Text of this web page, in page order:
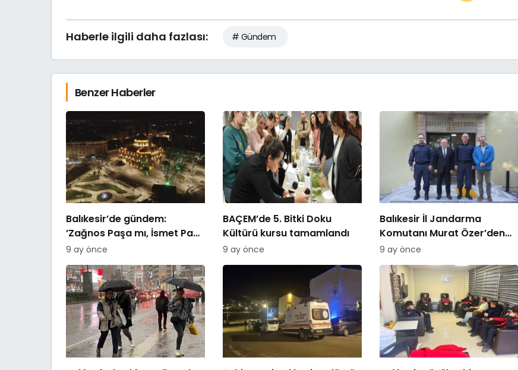
Haberle ilgili daha fazlası: # Gündem
Benzer Haberler
Balıkesir’de gündem:
’Zağnos Paşa mı, İsmet Paşa
mı
9 ay önce
BAÇEM’de 5. Bitki Doku
Kültürü kursu tamamlandı
9 ay önce
Balıkesir İl Jandarma
Komutanı Murat Özer’den
Edremit Ticaret Odasına
ziyaret
9 ay önce